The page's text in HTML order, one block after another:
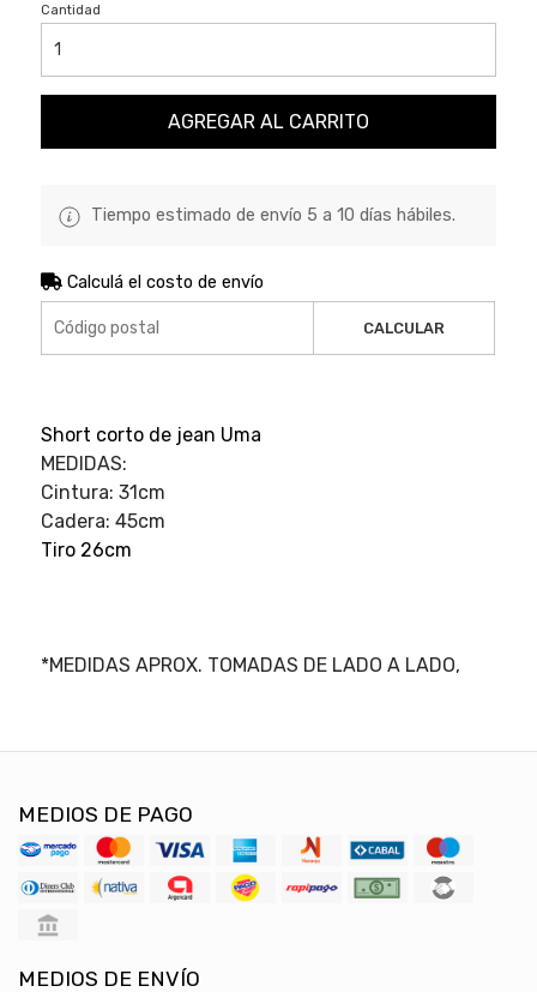
Cantidad
AGREGAR AL CARRITO
Tiempo estimado de envío 5 a 10 días hábiles.
Calculá el costo de envío
CALCULAR
Short corto de jean Uma
MEDIDAS:
Cintura: 31cm
Cadera: 45cm
Tiro 26cm
*MEDIDAS APROX. TOMADAS DE LADO A LADO,
MEDIOS DE PAGO
MEDIOS DE ENVÍO